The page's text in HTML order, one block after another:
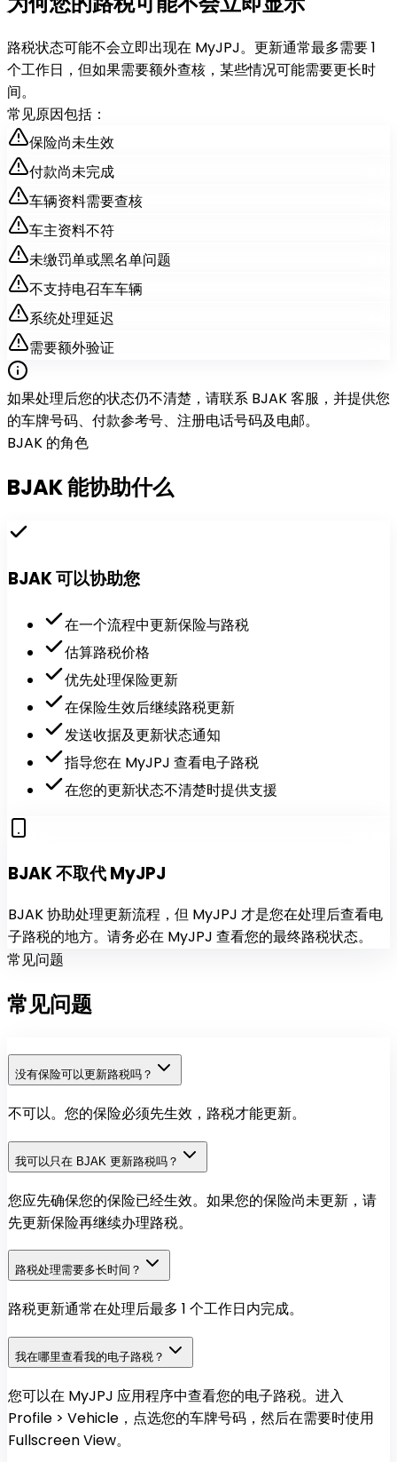
路税状态可能不会立即出现在 MyJPJ。更新通常最多需要 1
个工作日，但如果需要额外查核，某些情况可能需要更长时
间。
常见原因包括：
保险尚未生效
付款尚未完成
车辆资料需要查核
车主资料不符
未缴罚单或黑名单问题
不支持电召车车辆
系统处理延迟
需要额外验证
如果处理后您的状态仍不清楚，请联系 BJAK 客服，并提供您
的车牌号码、付款参考号、注册电话号码及电邮。
BJAK 的角色
BJAK能协助什么
BJAK 可以协助您
在一个流程中更新保险与路税
估算路税价格
优先处理保险更新
在保险生效后继续路税更新
发送收据及更新状态通知
指导您在 MyJPJ 查看电子路税
在您的更新状态不清楚时提供支援
BJAK 不取代 MyJPJ
BJAK 协助处理更新流程，但 MyJPJ 才是您在处理后查看电
子路税的地方。请务必在 MyJPJ 查看您的最终路税状态。
常见问题
常见问题
没有保险可以更新路税吗？
不可以。您的保险必须先生效，路税才能更新。
我可以只在 BJAK 更新路税吗？
您应先确保您的保险已经生效。如果您的保险尚未更新，请
先更新保险再继续办理路税。
路税处理需要多长时间？
路税更新通常在处理后最多 1 个工作日内完成。
我在哪里查看我的电子路税？
您可以在 MyJPJ 应用程序中查看您的电子路税。进入
Profile > Vehicle，点选您的车牌号码，然后在需要时使用
Fullscreen View。